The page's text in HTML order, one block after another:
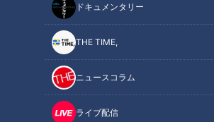
ドキュメンタリー
THE TIME,
ニュースコラム
ライブ配信
この記事を見たあなたへのおすすめ